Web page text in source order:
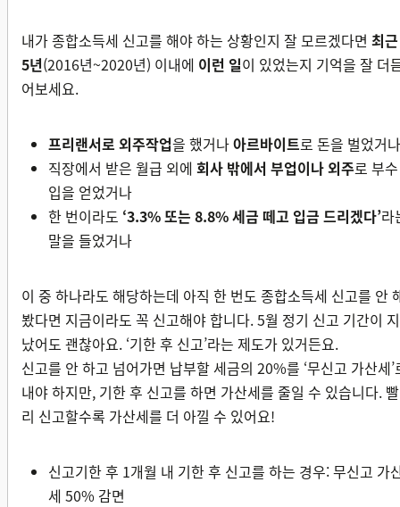
내가 종합소득세 신고를 해야 하는 상황인지 잘 모르겠다면 최근
5년(2016년~2020년) 이내에 이런 일이 있었는지 기억을 잘 더
어보세요.
프리랜서로 외주작업을 했거나아르바이트로 돈을 벌었거나
직장에서 받은 월급 외에 회사 밖에서 부업이나 외주로 부수
입을 얻었거나
한 번이라도 ‘3.3% 또는 8.8% 세금 떼고 입금 드리겠다’라
말을 들었거나
이 중 하나라도 해당하는데 아직 한 번도 종합소득세 신고를 안
봤다면 지금이라도 꼭 신고해야 합니다. 5월 정기 신고 기간이 지
났어도 괜찮아요. ‘기한 후 신고’라는 제도가 있거든요.
신고를 안 하고 넘어가면 납부할 세금의 20%를 ‘무신고 가산세’
내야 하지만, 기한 후 신고를 하면 가산세를 줄일 수 있습니다. 빨
리 신고할수록 가산세를 더 아낄 수 있어요!
신고기한 후 1개월 내 기한 후 신고를 하는 경우: 무신고 가
세 50% 감면